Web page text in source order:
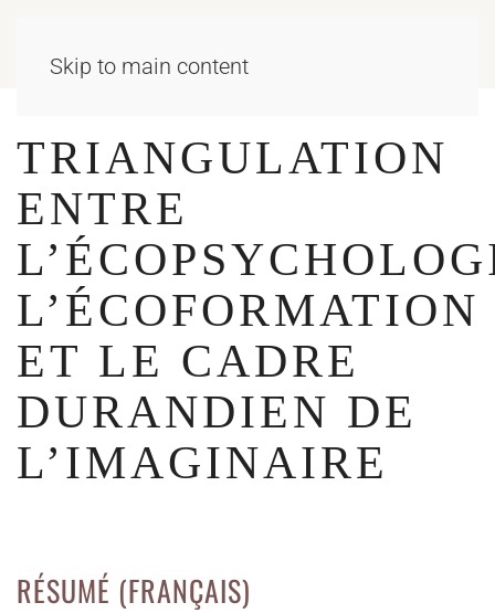
Skip to main content
TRIANGULATION
ENTRE
L’ÉCOFORMATION
ET LE CADRE
DURANDIEN DE
L’IMAGINAIRE
RÉSUMÉ (FRANÇAIS)